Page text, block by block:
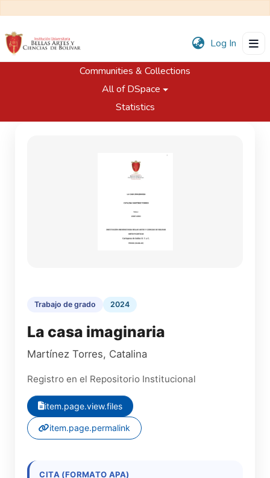
Log In
Communities & Collections
All of DSpace
Statistics
Trabajos de Grado
Programa de Artes Plásticas
La casa imaginaria
Trabajo de grado 2024
La casa imaginaria
Martínez Torres, Catalina
Registro en el Repositorio Institucional
item.page.view.files
item.page.permalink
CITA (FORMATO APA)